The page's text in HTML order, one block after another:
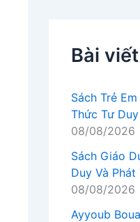
Bài
Sách Trẻ
Thức Tư
08/08/2026
Sách Giáo
Duy Và Phát
08/08/2026
Ayyoub